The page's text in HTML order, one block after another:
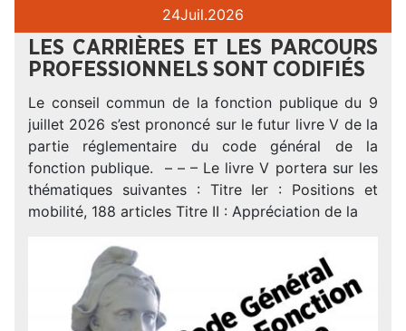
24Juil.2026
LES CARRIÈRES ET LES PARCOURS
PROFESSIONNELS SONT CODIFIÉS
Le conseil commun de la fonction publique du 9
juillet 2026 s’est prononcé sur le futur livre V de la
partie réglementaire du code général de la
fonction publique. – – – Le livre V portera sur les
thématiques suivantes : Titre Ier : Positions et
mobilité, 188 articles Titre II : Appréciation de la